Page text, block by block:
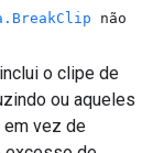
não
o clipe de
ou aqueles
em vez de